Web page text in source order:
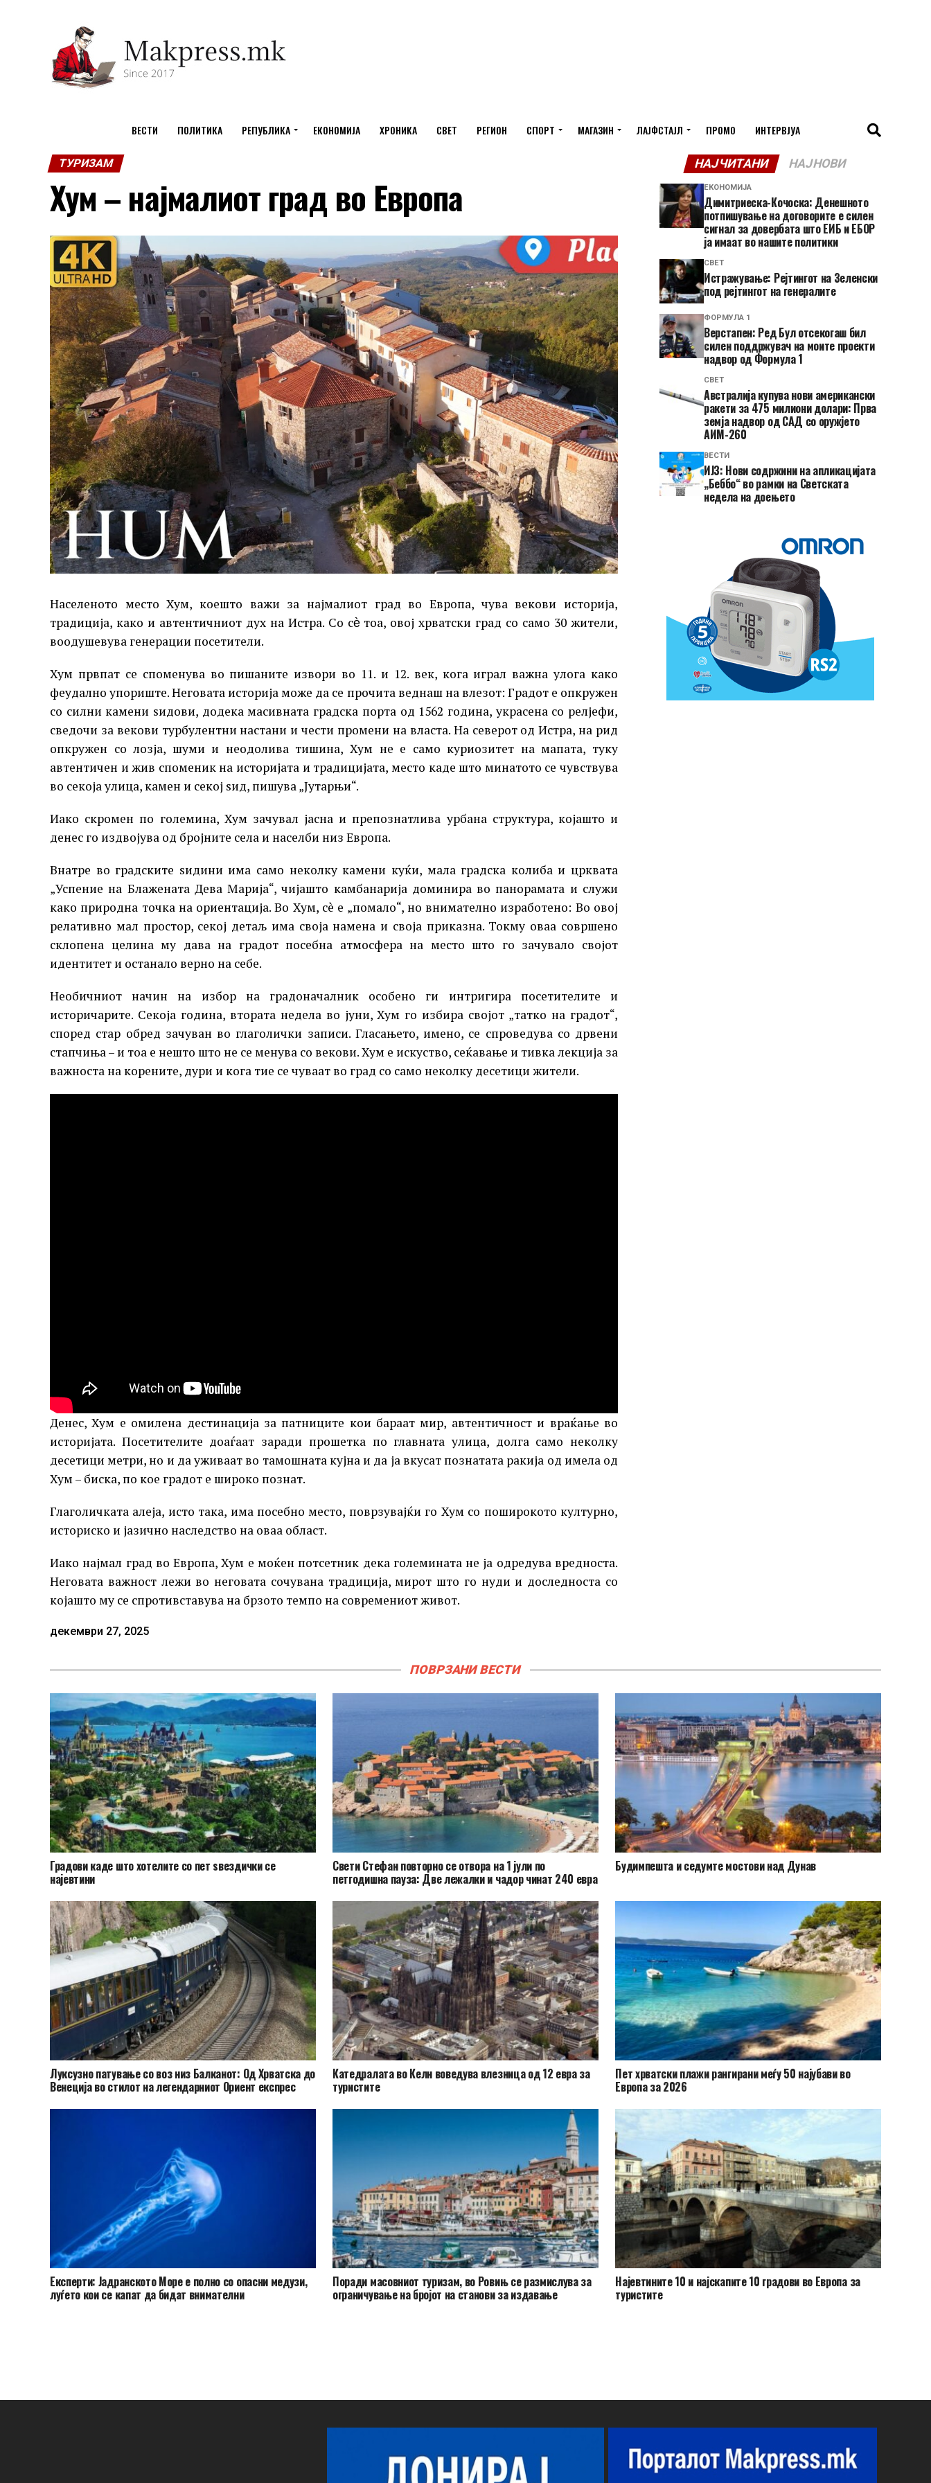
ВЕСТИ ПОЛИТИКА РЕПУБЛИКА ЕКОНОМИЈА ХРОНИКА СВЕТ РЕГИОН СПОРТ МАГАЗИН ЛАЈФСТАЈЛ ПРОМО ИНТЕРВЈУА
ТУРИЗАМ
Хум – најмалиот град во Европа
Населеното место Хум, коешто важи за најмалиот град во Европа, чува векови историја,
традиција, како и автентичниот дух на Истра. Со сѐ тоа, овој хрватски град со само 30 жители,
воодушевува генерации посетители.
Хум првпат се споменува во пишаните извори во 11. и 12. век, кога играл важна улога како
феудално упориште. Неговата историја може да се прочита веднаш на влезот: Градот е опкружен
со силни камени ѕидови, додека масивната градска порта од 1562 година, украсена со релјефи,
сведочи за векови турбулентни настани и чести промени на власта. На северот од Истра, на рид
опкружен со лозја, шуми и неодолива тишина, Хум не е само куриозитет на мапата, туку
автентичен и жив споменик на историјата и традицијата, место каде што минатото се чувствува
во секоја улица, камен и секој ѕид, пишува „Јутарњи“.
Иако скромен по големина, Хум зачувал јасна и препознатлива урбана структура, којашто и
денес го издвојува од бројните села и населби низ Европа.
Внатре во градските ѕидини има само неколку камени куќи, мала градска колиба и црквата
„Успение на Блажената Дева Марија“, чијашто камбанарија доминира во панорамата и служи
како природна точка на ориентација. Во Хум, сè е „помало“, но внимателно изработено: Во овој
релативно мал простор, секој детаљ има своја намена и своја приказна. Токму оваа совршено
склопена целина му дава на градот посебна атмосфера на место што го зачувало својот
идентитет и останало верно на себе.
Необичниот начин на избор на градоначалник особено ги интригира посетителите и
историчарите. Секоја година, втората недела во јуни, Хум го избира својот „татко на градот“,
според стар обред зачуван во глаголички записи. Гласањето, имено, се спроведува со дрвени
стапчиња – и тоа е нешто што не се менува со векови. Хум е искуство, сеќавање и тивка лекција за
важноста на корените, дури и кога тие се чуваат во град со само неколку десетици жители.
Денес, Хум е омилена дестинација за патниците кои бараат мир, автентичност и враќање во
историјата. Посетителите доаѓаат заради прошетка по главната улица, долга само неколку
десетици метри, но и да уживаат во тамошната кујна и да ја вкусат познатата ракија од имела од
Хум – биска, по кое градот е широко познат.
Глаголичката алеја, исто така, има посебно место, поврзувајќи го Хум со поширокото културно,
историско и јазично наследство на оваа област.
Иако најмал град во Европа, Хум е моќен потсетник дека големината не ја одредува вредноста.
Неговата важност лежи во неговата сочувана традиција, мирот што го нуди и доследноста со
којашто му се спротивставува на брзото темпо на современиот живот.
декември 27, 2025
НАЈЧИТАНИ НАЈНОВИ
ЕКОНОМИЈА
Димитриеска-Кочоска: Денешното
потпишување на договорите е силен
сигнал за довербата што ЕИБ и ЕБОР
ја имаат во нашите политики
СВЕТ
Истражување: Рејтингот на Зеленски
под рејтингот на генералите
ФОРМУЛА 1
Верстапен: Ред Бул отсекогаш бил
силен поддржувач на моите проекти
надвор од Формула 1
СВЕТ
Австралија купува нови американски
ракети за 475 милиони долари: Прва
земја надвор од САД со оружјето
АИМ-260
ВЕСТИ
ИЈЗ: Нови содржини на апликацијата
„Беббо“ во рамки на Светската
недела на доењето
ПОВРЗАНИ ВЕСТИ
Градови каде што хотелите со пет ѕвездички се
најевтини
Свети Стефан повторно се отвора на 1 јули по
петгодишна пауза: Две лежалки и чадор чинат 240 евра
Будимпешта и седумте мостови над Дунав
Луксузно патување со воз низ Балканот: Од Хрватска до
Венеција во стилот на легендарниот Ориент експрес
Катедралата во Келн воведува влезница од 12 евра за
туристите
Пет хрватски плажи рангирани меѓу 50 најубави во
Европа за 2026
Експерти: Јадранското Море е полно со опасни медузи,
луѓето кои се капат да бидат внимателни
Поради масовниот туризам, во Ровињ се размислува за
ограничување на бројот на станови за издавање
Најевтините 10 и најскапите 10 градови во Европа за
туристите